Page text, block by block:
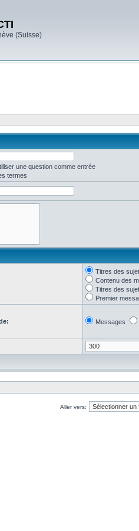
(Suisse)
une question comme entrée
termes
Titres des
Contenu des
Titres des
Premier
Messages
Aller vers: